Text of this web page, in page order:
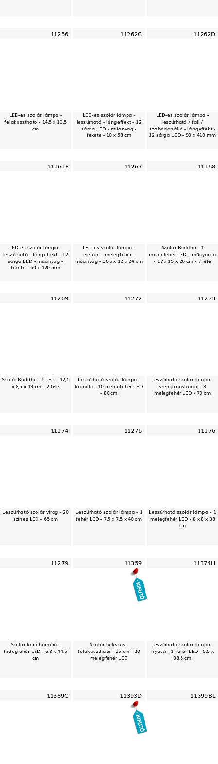
11256
LED-es szolár lámpa -
felakasztható - 14,5 x 13,5
cm
11262C
LED-es szolár lámpa -
leszúrható - lángeffekt - 12
sárga LED - műanyag -
fekete - 10 x 58 cm
11262D
LED-es szolár lámpa -
leszúrható / fali /
szabadonálló - lángeffekt -
12 sárga LED - 90 x 410 mm
11262E
LED-es szolár lámpa -
leszúrható - lángeffekt - 12
sárga LED - műanyag -
fekete - 60 x 420 mm
11267
LED-es szolár lámpa -
elefánt - melegfehér -
műanyag - 30,5 x 12 x 24 cm
11268
Szolár Buddha - 1
melegfehér LED - műgyanta
- 17 x 15 x 26 cm - 2 féle
11269
Szolár Buddha - 1 LED - 12,5
x 8,5 x 19 cm - 2 féle
11272
Leszúrható szolár lámpa -
kamilla - 10 melegfehér LED
- 80 cm
11273
Leszúrható szolár lámpa -
szentjánosbogár - 8
melegfehér LED - 70 cm
11274
Leszúrható szolár virág - 20
színes LED - 65 cm
11275
Leszúrható szolár lámpa - 1
fehér LED - 7,5 x 7,5 x 40 cm
11276
Leszúrható szolár lámpa - 1
melegfehér LED - 8 x 8 x 38
cm
11279
Szolár kerti hőmérő -
hidegfehér LED - 6,3 x 44,5
cm
11359
Szolár bukszus -
felakasztható - 25 cm - 20
melegfehér LED
11374H
Leszúrható szolár lámpa -
nyuszi - 1 fehér LED - 5,5 x
38,5 cm
11389C 11393D 11399BL